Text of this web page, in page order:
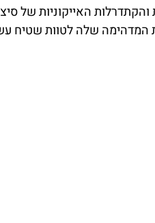
האייקוניות של
שלה לטוות שטיח